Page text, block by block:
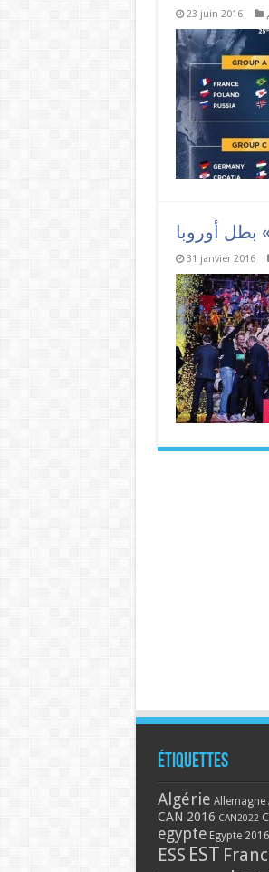
23 juin 2016
31 janvier 2016
Étiquettes
Algérie Allemagne
CAN 2016 CAN2022
egypte Egypte 2016
ESS EST